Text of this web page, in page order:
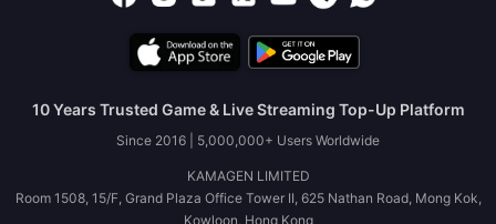
10 Years Trusted Game & Live Streaming Top-Up Platform
Since 2016 | 5,000,000+ Users Worldwide
KAMAGEN LIMITED
Room 1508, 15/F, Grand Plaza Office Tower II, 625 Nathan Road, Mong Kok,
Kowloon, Hong Kong